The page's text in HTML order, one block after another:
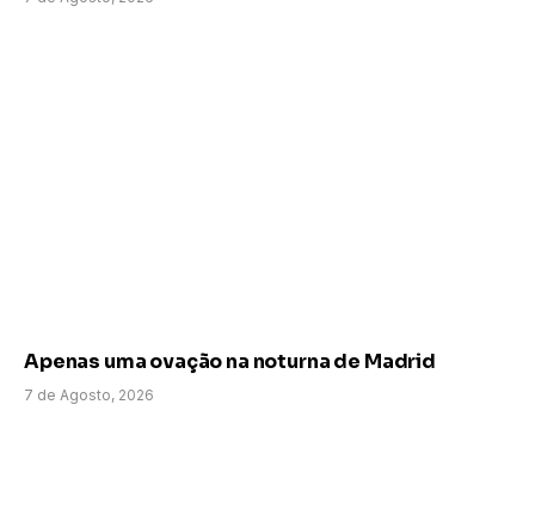
Apenas uma ovação na noturna de Madrid
7 de Agosto, 2026